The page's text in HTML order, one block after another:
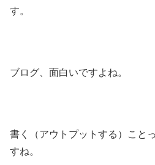
す。
ブログ、面白いですよね。
書く（アウトプットする）こと
すね。